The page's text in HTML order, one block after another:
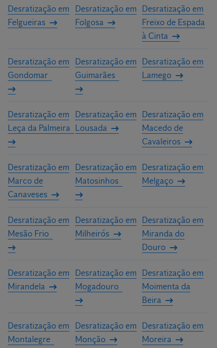
Desratização em
Felgueiras
Desratização em
Folgosa
Desratização em
Freixo de Espada
à Cinta
Desratização em
Gondomar
Desratização em
Guimarães
Desratização em
Lamego
Desratização em
Leça da Palmeira
Desratização em
Lousada
Desratização em
Macedo de
Cavaleiros
Desratização em
Marco de
Canaveses
Desratização em
Matosinhos
Desratização em
Melgaço
Desratização em
Mesão Frio
Desratização em
Milheirós
Desratização em
Miranda do
Douro
Desratização em
Mirandela
Desratização em
Mogadouro
Desratização em
Moimenta da
Beira
Desratização em
Montalegre
Desratização em
Monção
Desratização em
Moreira